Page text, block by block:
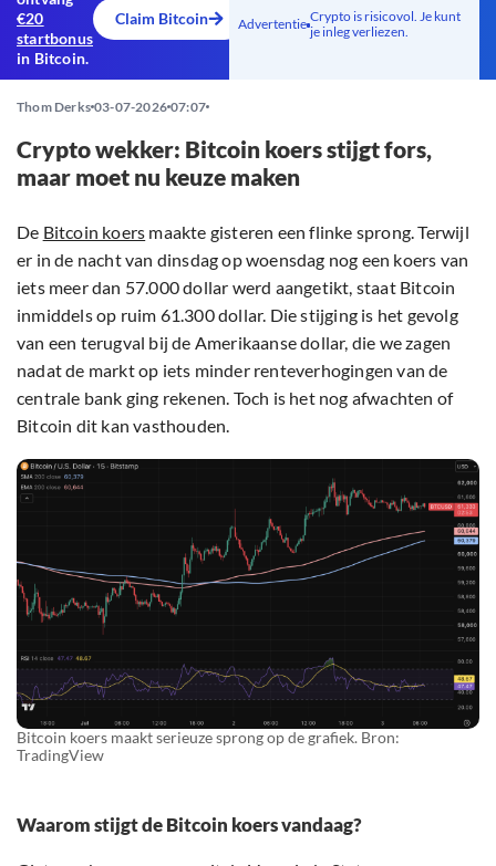
€20
startbonus
in Bitcoin.
Claim Bitcoin Advertentie Crypto is risicovol. Je kunt
je inleg verliezen.
Thom Derks 03-07-2026 07:07
Crypto wekker: Bitcoin koers stijgt fors,
maar moet nu keuze maken
De Bitcoin koers maakte gisteren een flinke sprong. Terwijl
er in de nacht van dinsdag op woensdag nog een koers van
iets meer dan 57.000 dollar werd aangetikt, staat Bitcoin
inmiddels op ruim 61.300 dollar. Die stijging is het gevolg
van een terugval bij de Amerikaanse dollar, die we zagen
nadat de markt op iets minder renteverhogingen van de
centrale bank ging rekenen. Toch is het nog afwachten of
Bitcoin dit kan vasthouden.
Bitcoin koers maakt serieuze sprong op de grafiek. Bron:
TradingView
Waarom stijgt de Bitcoin koers vandaag?